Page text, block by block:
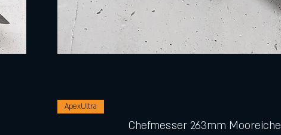
ApexUltra
Chefmesser 263mm Mooreiche